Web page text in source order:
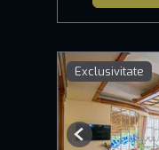
Exclusivitate
Previous